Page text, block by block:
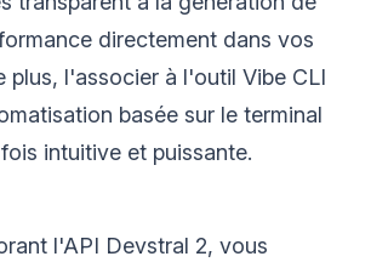
directement dans vos
plus, l'associer à l'outil Vibe CLI
basée sur le terminal
intuitive et puissante.
l'API Devstral 2, vous